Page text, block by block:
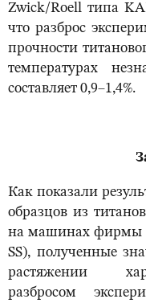
Zwick/Roell типа
что разброс
прочности
температурах
составляет 0,9–1,4%.
Как показали
образцов из
на машинах фирмы
SS), полученные
растяжении
разбросом